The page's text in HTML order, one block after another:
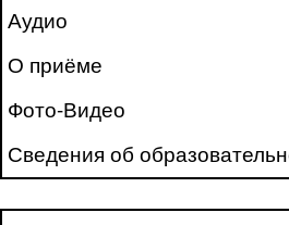
Аудио
О приёме
Фото-Видео
Сведения об